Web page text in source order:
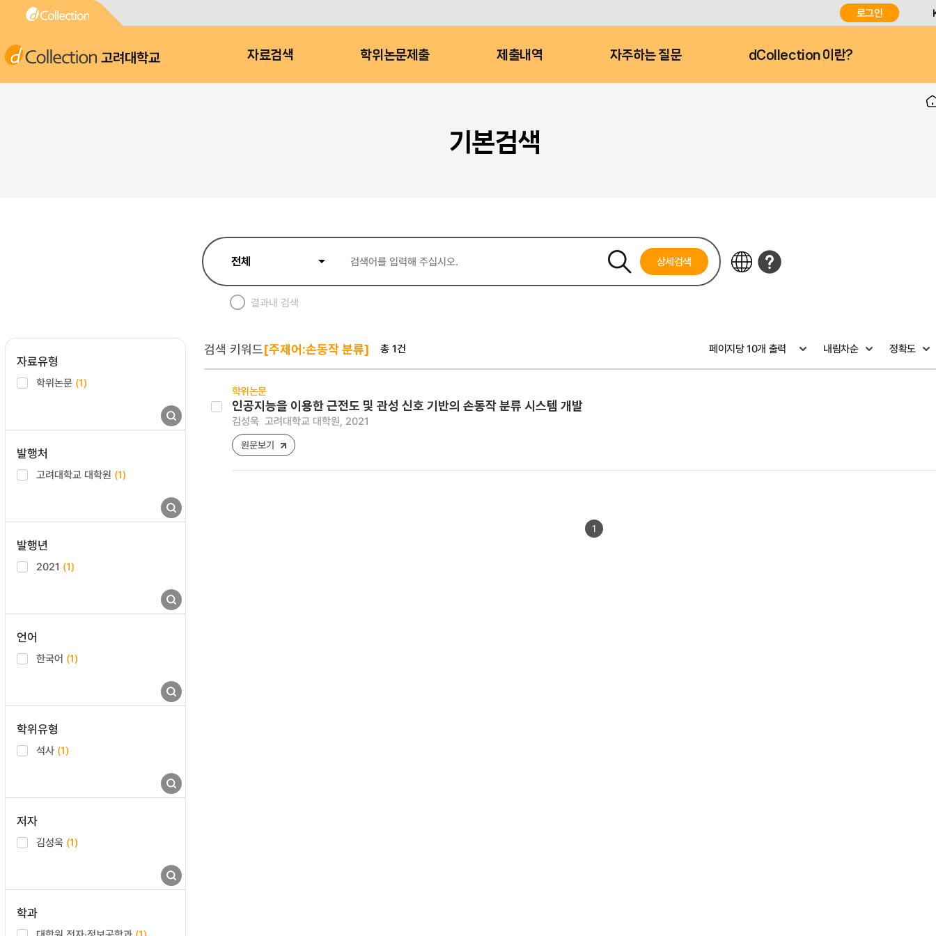
로그인
고려대학교 자료검색 학위논문제출 제출내역 자주하는 질문 dCollection 이란?
기본검색
상세검색
결과내 검색
자료유형
학위논문 (1)
발행처
고려대학교 대학원 (1)
발행년
2021 (1)
언어
한국어 (1)
학위유형
석사 (1)
저자
김성욱 (1)
학과
검색 키워드[주제어:손동작 분류] 총 1건
학위논문
인공지능을 이용한 근전도 및 관성 신호 기반의 손동작 분류 시스템 개발
김성욱 고려대학교 대학원, 2021
원문보기
1